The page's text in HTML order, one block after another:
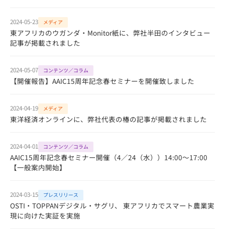
2024-05-23 メディア
東アフリカのウガンダ・Monitor紙に、弊社半田のインタビュー
記事が掲載されました
2024-05-07 コンテンツ／コラム
【開催報告】AAIC15周年記念春セミナーを開催致しました
2024-04-19 メディア
東洋経済オンラインに、弊社代表の椿の記事が掲載されました
2024-04-01 コンテンツ／コラム
AAIC15周年記念春セミナー開催（4／24（水））14:00～17:00
【一般案内開始】
2024-03-15 プレスリリース
OSTI・TOPPANデジタル・サグリ、 東アフリカでスマート農業実
現に向けた実証を実施